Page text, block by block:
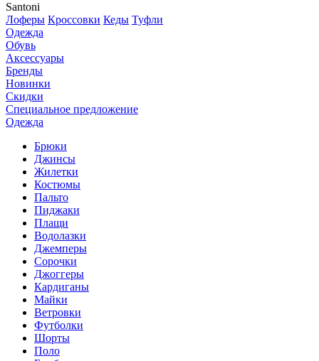
Santoni
Лоферы Кроссовки Кеды Туфли
Одежда
Обувь
Аксессуары
Бренды
Новинки
Скидки
Специальное предложение
Одежда
Брюки
Джинсы
Жилетки
Костюмы
Пальто
Пиджаки
Плащи
Водолазки
Джемперы
Сорочки
Джоггеры
Кардиганы
Майки
Ветровки
Футболки
Шорты
Поло